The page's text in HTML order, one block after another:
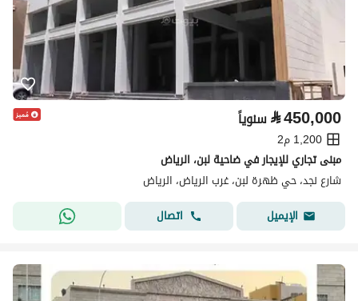
⃁450,000 سنوياً
1,200 م2
مبنى تجاري للإيجار في ضاحية لبن، الرياض
شارع نجد، حي ظهرة لبن، غرب الرياض، الرياض
الإيميل
اتصال